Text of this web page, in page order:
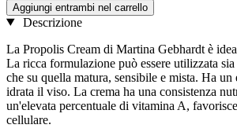
Aggiungi entrambi nel carrello
Descrizione
La Propolis Cream di Martina Gebhardt è
La ricca formulazione può essere utilizzata
che su quella matura, sensibile e mista. Ha un
idrata il viso. La crema ha una consistenza
un'elevata percentuale di vitamina A,
cellulare.